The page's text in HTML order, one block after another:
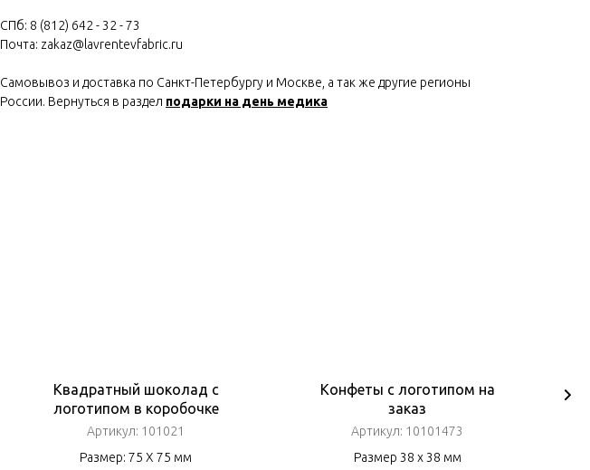
СПб: 8 (812) 642 - 32 - 73
Почта: zakaz@lavrentevfabric.ru
Самовывоз и доставка по Санкт-Петербургу и Москве, а так же другие регионы
России. Вернуться в раздел подарки на день медика
Квадратный шоколад с
логотипом в коробочке
Артикул: 101021
Размер: 75 Х 75 мм
Конфеты с логотипом на
заказ
Артикул: 10101473
Размер 38 х 38 мм